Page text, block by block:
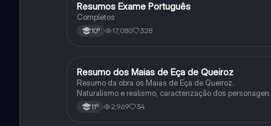
Português
Resumos Exame Português
Completos
10º 17,080 328
Português
Resumo dos Maias de Eça de Queiroz
Resumo da obra os Maias de Eça de Queiroz.
Naturalismo e realismo, caracterização dos
e contexto histórico.
11º 2,969 34